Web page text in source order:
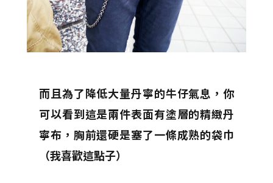
而且為了降低大量丹寧的牛仔氣息，你
可以看到這是兩件表面有塗層的精緻丹
寧布，胸前還硬是塞了一條成熟的袋巾
（我喜歡這點子）